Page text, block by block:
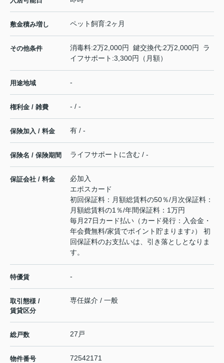
敷金積み増し ペット飼育:2ヶ月
その他条件
消毒料:2万2,000円 鍵交換代:2万2,000円 ラ
イフサポート:3,300円（月額）
用途地域 -
権利金 / 雑費 - / -
保険加入 / 料金 有 / -
保険名 / 保険期間 ライフサポートに含む / -
保証会社 / 料金
必加入
エポスカード
初回保証料：月額総賃料の50％/月次保証料：
月額総賃料の1％/年間保証料：1万円
毎月27日カード払い（カード発行：入会金・
年会費無料/家賃でポイント貯まります♪） 初
回保証料のお支払いは、引き落としとなりま
す。
特優賃 -
取引態様 /
賃貸区分
専任媒介 / 一般
総戸数 27戸
物件番号 72542171